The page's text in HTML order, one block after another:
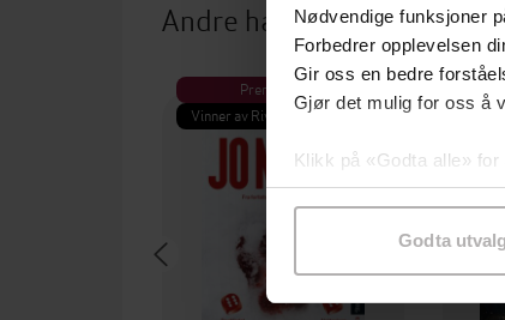
Nødvendige funksjoner
Forbedrer opplevelsen
Gir oss en bedre
Gjør det mulig for oss å
Klikk på «Godta alle»
samtykke til spesifikke
Godta
Andre har også kjøpt
Premium
Vinner av Rivertonprisen